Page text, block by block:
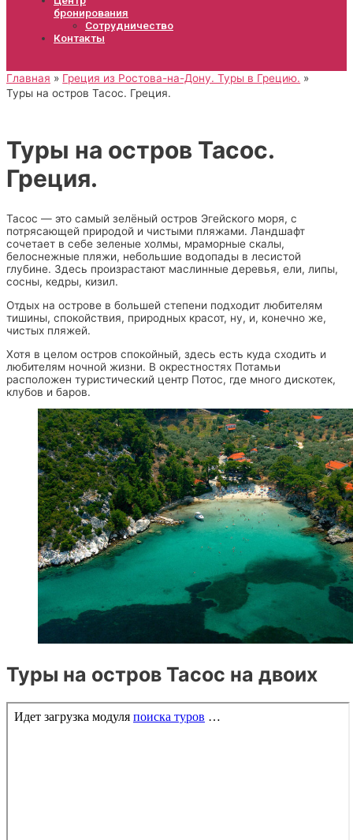
бронирования
Сотрудничество
Контакты
Главная
Греция из Ростова-на-Дону. Туры в Грецию.
Туры на остров Тасос. Греция.
Туры на остров Тасос.
Греция.
Тасос — это самый зелёный остров Эгейского моря, с
потрясающей природой и чистыми пляжами. Ландшафт
сочетает в себе зеленые холмы, мраморные скалы,
белоснежные пляжи, небольшие водопады в лесистой
глубине. Здесь произрастают маслинные деревья, ели, липы,
сосны, кедры, кизил.
Отдых на острове в большей степени подходит любителям
тишины, спокойствия, природных красот, ну, и, конечно же,
чистых пляжей.
Хотя в целом остров спокойный, здесь есть куда сходить и
любителям ночной жизни. В окрестностях Потамьи
расположен туристический центр Потос, где много дискотек,
клубов и баров.
Туры на остров Тасос на двоих